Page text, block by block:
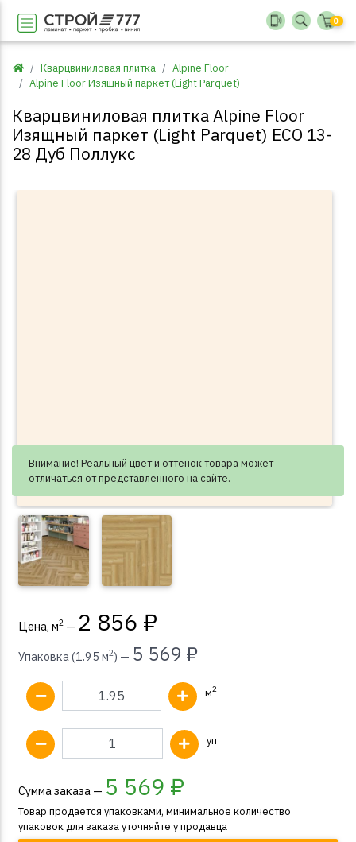
0
Кварцвиниловая плитка
Alpine Floor
Alpine Floor Изящный паркет (Light Parquet)
Кварцвиниловая плитка Alpine Floor
Изящный паркет (Light Parquet) ECO 13-
28 Дуб Поллукс
Внимание! Реальный цвет и оттенок товара может
отличаться от представленного на сайте.
Цена, м2 — 2 856 ₽
Упаковка (1.95 м2) — 5 569 ₽
м2
уп
Сумма заказа — 5 569 ₽
Товар продается упаковками, минимальное количество
упаковок для заказа уточняйте у продавца